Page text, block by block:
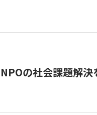
NPOの社会課題解決